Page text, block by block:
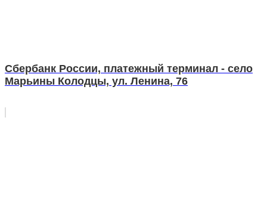
Сбербанк России, платежный терминал - село
Марьины Колодцы, ул. Ленина, 76